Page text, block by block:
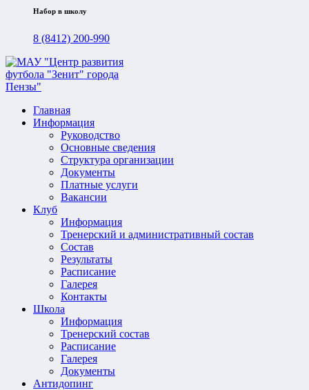
Набор в школу
8 (8412) 200-990
Главная
Информация
Руководство
Основные сведения
Структура организации
Документы
Платные услуги
Вакансии
Клуб
Информация
Тренерский и административный состав
Состав
Результаты
Расписание
Галерея
Контакты
Школа
Информация
Тренерский состав
Расписание
Галерея
Документы
Антидопинг